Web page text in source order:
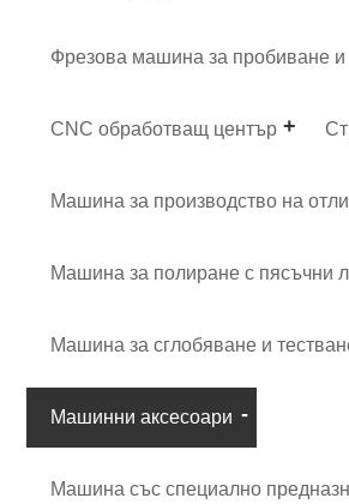
Фрезова машина за пробиване и
CNC обработващ център
Машина за производство на
Машина за полиране с пясъчни
Машина за сглобяване и
Машинни аксесоари
Машина със специално